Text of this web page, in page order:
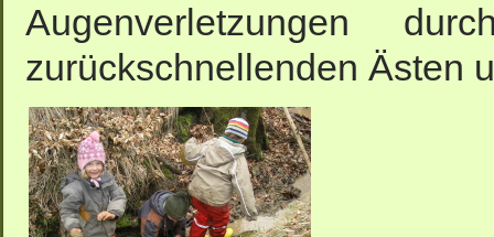
Augenverletzungen
zurückschnellenden Ästen